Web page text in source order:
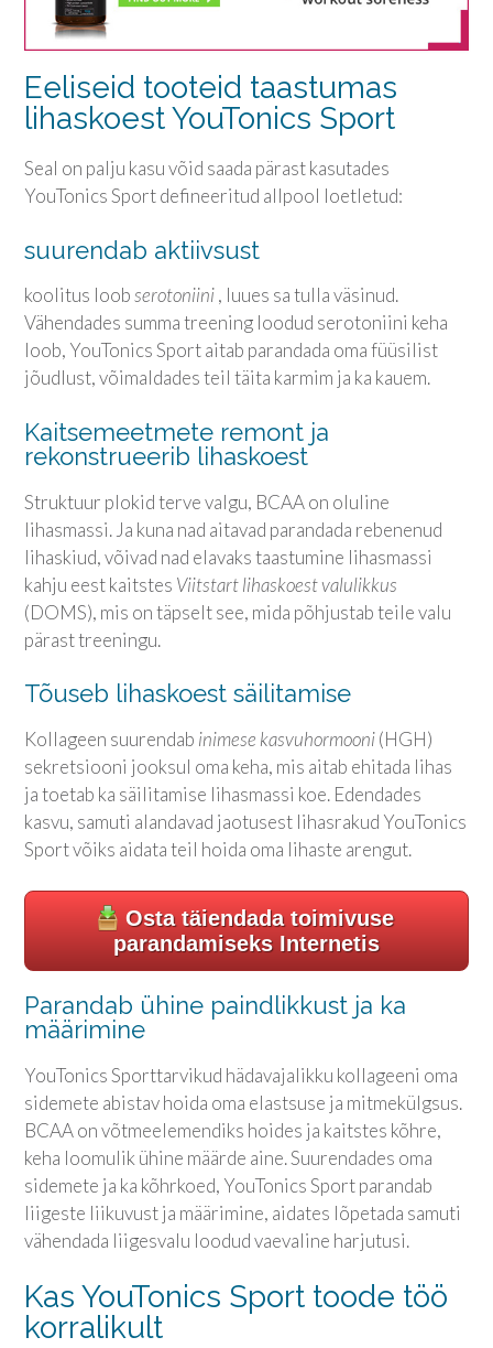
Eeliseid tooteid taastumas
lihaskoestYouTonics Sport
Seal on palju kasu võid saada pärast kasutades
YouTonics Sportdefineeritud allpool loetletud:
suurendab aktiivsust
koolitus loobserotoniini, luues sa tulla väsinud.
Vähendades summa treening loodud serotoniini keha
loob, YouTonics Sportaitab parandada oma füüsilist
jõudlust, võimaldades teil täita karmim ja ka kauem.
Kaitsemeetmete remont ja
rekonstrueerib lihaskoest
Struktuur plokid terve valgu, BCAA on oluline
lihasmassi. Ja kuna nad aitavad parandada rebenenud
lihaskiud, võivad nad elavaks taastumine lihasmassi
kahju eest kaitstes Viitstart lihaskoest valulikkus
(DOMS), mis on täpselt see, mida põhjustab teile valu
pärast treeningu.
Tõuseb lihaskoest säilitamise
Kollageen suurendab inimese kasvuhormooni(HGH)
sekretsiooni jooksul oma keha, mis aitab ehitada lihas
ja toetab ka säilitamise lihasmassi koe. Edendades
kasvu, samuti alandavad jaotusest lihasrakud YouTonics
Sportvõiks aidata teil hoida oma lihaste arengut.
Osta täiendada toimivuse
parandamiseks Internetis
Parandab ühine paindlikkust ja ka
määrimine
YouTonics Sporttarvikud hädavajalikku kollageeni oma
sidemete abistav hoida oma elastsuse ja mitmekülgsus.
BCAA on võtmeelemendiks hoides ja kaitstes kõhre,
keha loomulik ühine määrde aine. Suurendades oma
sidemete ja ka kõhrkoed, YouTonics Sportparandab
liigeste liikuvust ja määrimine, aidates lõpetada samuti
vähendada liigesvalu loodud vaevaline harjutusi.
Kas YouTonics Sport toode töö
korralikult